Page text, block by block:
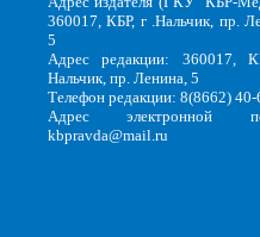
360017, КБР, г .Нальчик, пр.
5
Адрес редакции: 360017,
Нальчик, пр. Ленина, 5
Телефон редакции: 8(8662)
Адрес электронной
kbpravda@mail.ru